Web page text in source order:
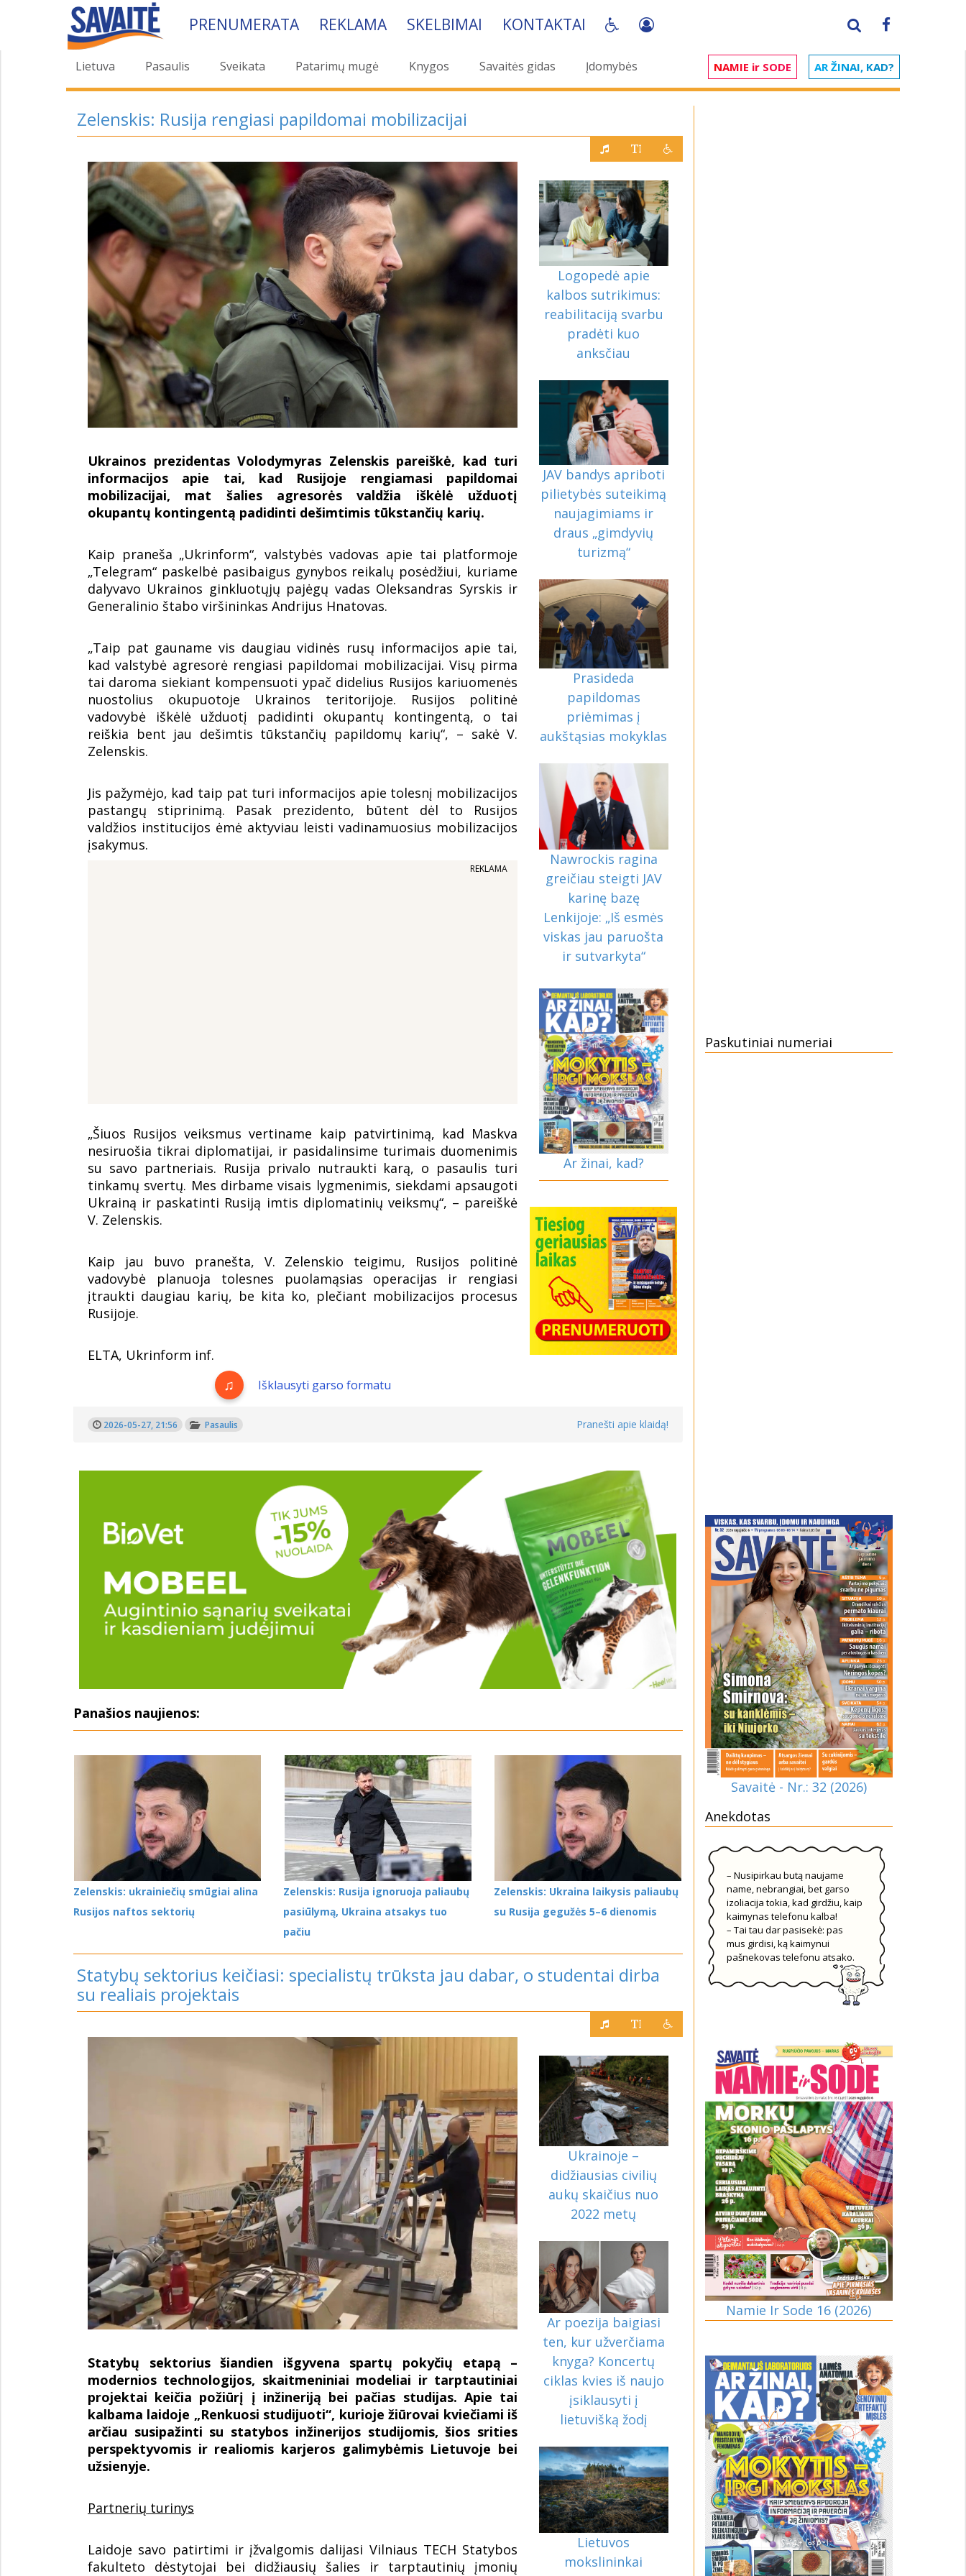
PRENUMERATA REKLAMA SKELBIMAI KONTAKTAI
Lietuva Pasaulis Sveikata Patarimų mugė Knygos Savaitės gidas Įdomybės NAMIE ir SODE AR ŽINAI, KAD?
Zelenskis: Rusija rengiasi papildomai mobilizacijai
Ukrainos prezidentas Volodymyras Zelenskis pareiškė, kad turi
informacijos apie tai, kad Rusijoje rengiamasi papildomai
mobilizacijai, mat šalies agresorės valdžia iškėlė užduotį
okupantų kontingentą padidinti dešimtimis tūkstančių karių.
Kaip praneša „Ukrinform“, valstybės vadovas apie tai platformoje
„Telegram“ paskelbė pasibaigus gynybos reikalų posėdžiui, kuriame
dalyvavo Ukrainos ginkluotųjų pajėgų vadas Oleksandras Syrskis ir
Generalinio štabo viršininkas Andrijus Hnatovas.
„Taip pat gauname vis daugiau vidinės rusų informacijos apie tai,
kad valstybė agresorė rengiasi papildomai mobilizacijai. Visų pirma
tai daroma siekiant kompensuoti ypač didelius Rusijos kariuomenės
nuostolius okupuotoje Ukrainos teritorijoje. Rusijos politinė
vadovybė iškėlė užduotį padidinti okupantų kontingentą, o tai
reiškia bent jau dešimtis tūkstančių papildomų karių“, – sakė V.
Zelenskis.
Jis pažymėjo, kad taip pat turi informacijos apie tolesnį mobilizacijos
pastangų stiprinimą. Pasak prezidento, būtent dėl to Rusijos
valdžios institucijos ėmė aktyviau leisti vadinamuosius mobilizacijos
įsakymus.
REKLAMA
„Šiuos Rusijos veiksmus vertiname kaip patvirtinimą, kad Maskva
nesiruošia tikrai diplomatijai, ir pasidalinsime turimais duomenimis
su savo partneriais. Rusija privalo nutraukti karą, o pasaulis turi
tinkamų svertų. Mes dirbame visais lygmenimis, siekdami apsaugoti
Ukrainą ir paskatinti Rusiją imtis diplomatinių veiksmų“, – pareiškė
V. Zelenskis.
Kaip jau buvo pranešta, V. Zelenskio teigimu, Rusijos politinė
vadovybė planuoja tolesnes puolamąsias operacijas ir rengiasi
įtraukti daugiau karių, be kita ko, plečiant mobilizacijos procesus
Rusijoje.
ELTA, Ukrinform inf.
Išklausyti garso formatu
Logopedė apie
kalbos sutrikimus:
reabilitaciją svarbu
pradėti kuo
anksčiau
JAV bandys apriboti
pilietybės suteikimą
naujagimiams ir
draus „gimdyvių
turizmą“
Prasideda
papildomas
priėmimas į
aukštąsias mokyklas
Nawrockis ragina
greičiau steigti JAV
karinę bazę
Lenkijoje: „Iš esmės
viskas jau paruošta
ir sutvarkyta“
Ar žinai, kad?
2026-05-27, 21:56 Pasaulis Pranešti apie klaidą!
Panašios naujienos:
Zelenskis: ukrainiečių smūgiai alina
Rusijos naftos sektorių
Zelenskis: Rusija ignoruoja paliaubų
pasiūlymą, Ukraina atsakys tuo
pačiu
Zelenskis: Ukraina laikysis paliaubų
su Rusija gegužės 5–6 dienomis
Statybų sektorius keičiasi: specialistų trūksta jau dabar, o studentai dirba
su realiais projektais
Statybų sektorius šiandien išgyvena spartų pokyčių etapą –
modernios technologijos, skaitmeniniai modeliai ir tarptautiniai
projektai keičia požiūrį į inžineriją bei pačias studijas. Apie tai
kalbama laidoje „Renkuosi studijuoti“, kurioje žiūrovai kviečiami iš
arčiau susipažinti su statybos inžinerijos studijomis, šios srities
perspektyvomis ir realiomis karjeros galimybėmis Lietuvoje bei
užsienyje.
Partnerių turinys
Laidoje savo patirtimi ir įžvalgomis dalijasi Vilniaus TECH Statybos
fakulteto dėstytojai bei didžiausių šalies ir tarptautinių įmonių
Ukrainoje –
didžiausias civilių
aukų skaičius nuo
2022 metų
Ar poezija baigiasi
ten, kur užverčiama
knyga? Koncertų
ciklas kvies iš naujo
įsiklausyti į
lietuvišką žodį
Lietuvos
mokslininkai
Paskutiniai numeriai
Savaitė - Nr.: 32 (2026)
Anekdotas
– Nusipirkau butą naujame
name, nebrangiai, bet garso
izoliacija tokia, kad girdžiu, kaip
kaimynas telefonu kalba!
– Tai tau dar pasisekė: pas
mus girdisi, ką kaimynui
pašnekovas telefonu atsako.
Namie Ir Sode 16 (2026)